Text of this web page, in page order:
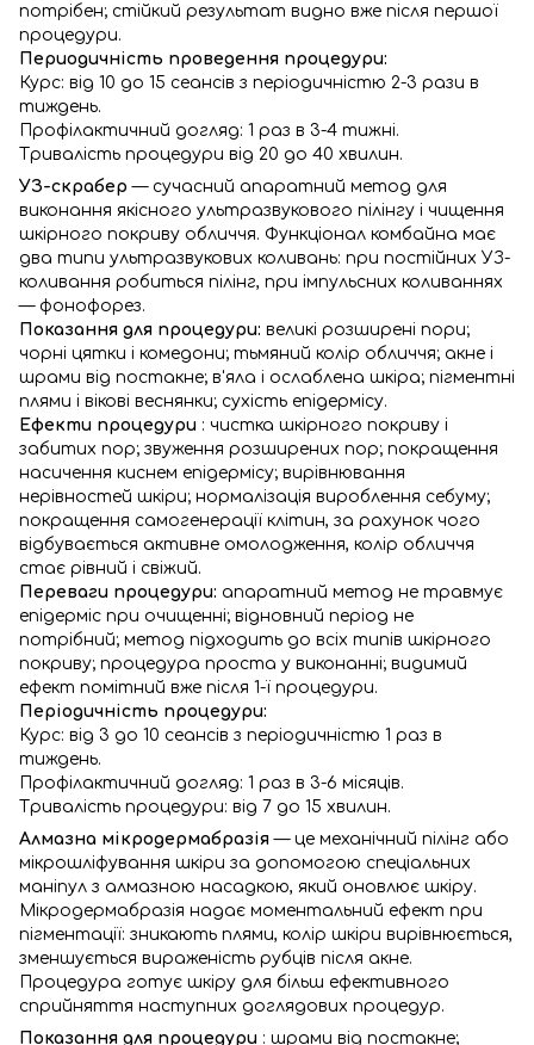
потрібен; стійкий результат видно вже після першої
процедури.
Периодичність проведення процедури:
Курс: від 10 до 15 сеансів з періодичністю 2-3 рази в
тиждень.
Профілактичний догляд: 1 раз в 3-4 тижні.
Тривалість процедури від 20 до 40 хвилин.
УЗ-скрабер— сучасний апаратний метод для
виконання якісного ультразвукового пілінгу і чищення
шкірного покриву обличчя. Функціонал комбайна має
два типи ультразвукових коливань: при постійних УЗ-
коливання робиться пілінг, при імпульсних коливаннях
— фонофорез.
Показання для процедури: великі розширені пори;
чорні цятки і комедони; тьмяний колір обличчя; акне і
шрами від постакне; в'яла і ослаблена шкіра; пігментні
плями і вікові веснянки; сухість епідермісу.
Ефекти процедури : чистка шкірного покриву і
забитих пор; звуження розширених пор; покращення
насичення киснем епідермісу; вирівнювання
нерівностей шкіри; нормалізація вироблення себуму;
покращення самогенерації клітин, за рахунок чого
відбувається активне омолодження, колір обличчя
стає рівний і свіжий.
Переваги процедури: апаратний метод не травмує
епідерміс при очищенні; відновний період не
потрібний; метод підходить до всіх типів шкірного
покриву; процедура проста у виконанні; видимий
ефект помітний вже після 1-ї процедури.
Періодичність процедури:
Курс: від 3 до 10 сеансів з періодичністю 1 раз в
тиждень.
Профілактичний догляд: 1 раз в 3-6 місяців.
Тривалість процедури: від 7 до 15 хвилин.
Алмазна мікродермабразія— це механічний пілінг або
мікрошліфування шкіри за допомогою спеціальних
маніпул з алмазною насадкою, який оновлює шкіру.
Мікродермабразія надає моментальний ефект при
пігментації: зникають плями, колір шкіри вирівнюється,
зменшується вираженість рубців після акне.
Процедура готує шкіру для більш ефективного
сприйняття наступних доглядових процедур.
Показання для процедури : шрами від постакне;